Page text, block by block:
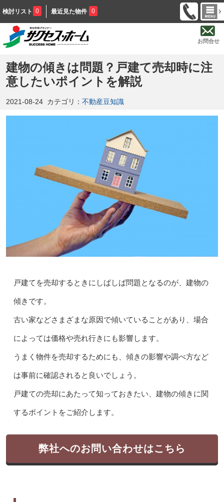
検討リスト 0 最近見た物件 0
お問合せ
建物の傾きは問題？戸建て売却時に注
意したいポイントを解説
2021-08-24 カテゴリ： 不動産豆知識
戸建てを売却するときにしばしば問題となるのが、建物の
傾きです。
古い家などさまざまな原因で傾いていることがあり、場合
によっては価格や売れ行きにも影響します。
うまく物件を売却するためにも、傾きの影響や調べ方など
は事前に確認されると良いでしょう。
戸建ての売却にあたって知っておきたい、建物の傾きに関
するポイントをご紹介します。
弊社へのお問い合わせはこちら